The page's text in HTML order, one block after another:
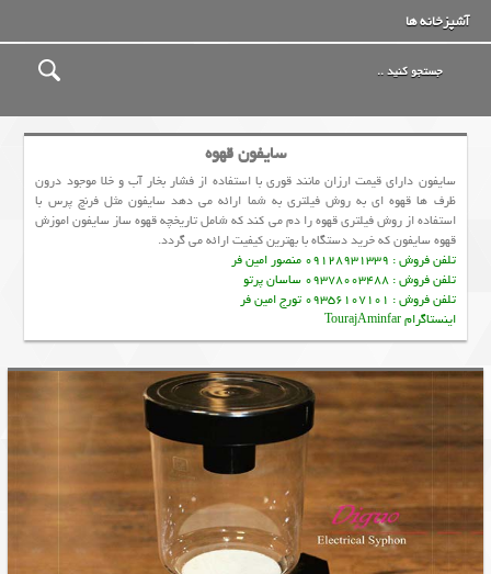
آشپزخانه ها
سایفون قهوه
سایفون دارای قیمت ارزان مانند قوری با استفاده از فشار بخار آب و خلا موجود درون
ظرف ها قهوه ای به روش فیلتری به شما ارائه می دهد سايفون مثل فرنچ پرس با
استفاده از روش فیلتری قهوه را دم می کند که شامل تاریخچه قهوه ساز سایفون اموزش
قهوه سایفون که خرید دستگاه با بهترین کیفیت ارائه می گردد.
تلفن فروش : 09128931339 منصور امین فر
تلفن فروش : 09378003488 ساسان پرتو
تلفن فروش : 09356107101 تورج امین فر
اینستاگرام TourajAminfar